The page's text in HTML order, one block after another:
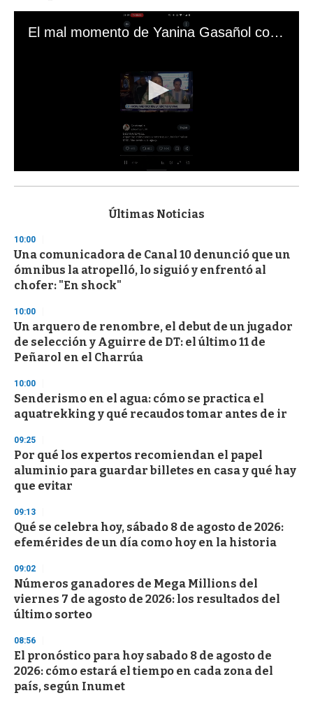
El mal momento de Yanina Gasañol con un hincha argentino en "Subrayado"
s
d
s
o
f
3
s
e
c
o
n
Últimas Noticias
10:00
Una comunicadora de Canal 10 denunció que un
ómnibus la atropelló, lo siguió y enfrentó al
chofer: "En shock"
10:00
Un arquero de renombre, el debut de un jugador
de selección y Aguirre de DT: el último 11 de
Peñarol en el Charrúa
10:00
Senderismo en el agua: cómo se practica el
aquatrekking y qué recaudos tomar antes de ir
09:25
Por qué los expertos recomiendan el papel
aluminio para guardar billetes en casa y qué hay
que evitar
09:13
Qué se celebra hoy, sábado 8 de agosto de 2026:
efemérides de un día como hoy en la historia
09:02
Números ganadores de Mega Millions del
viernes 7 de agosto de 2026: los resultados del
último sorteo
08:56
El pronóstico para hoy sabado 8 de agosto de
2026: cómo estará el tiempo en cada zona del
país, según Inumet